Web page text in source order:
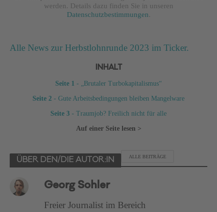
werden. Details dazu finden Sie in unseren
Datenschutzbestimmungen.
Alle News zur Herbstlohnrunde 2023 im Ticker.
INHALT
Seite 1 - „Brutaler Turbokapitalismus“
Seite 2 - Gute Arbeitsbedingungen bleiben Mangelware
Seite 3 - Traumjob? Freilich nicht für alle
Auf einer Seite lesen >
ÜBER DEN/DIE AUTOR:IN
ALLE BEITRÄGE
Georg Sohler
Freier Journalist im Bereich